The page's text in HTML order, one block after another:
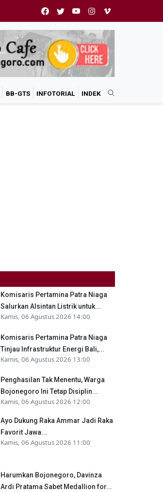
BB-GTS INFOTORIAL INDEK
Komisaris Pertamina Patra Niaga
Salurkan Alsintan Listrik untuk...
Kamis, 06 Agustus 2026 14:00
Komisaris Pertamina Patra Niaga
Tinjau Infrastruktur Energi Bali,...
Kamis, 06 Agustus 2026 13:00
Penghasilan Tak Menentu, Warga
Bojonegoro Ini Tetap Disiplin...
Kamis, 06 Agustus 2026 12:00
Ayo Dukung Raka Ammar Jadi Raka
Favorit Jawa...
Kamis, 06 Agustus 2026 11:00
Harumkan Bojonegoro, Davinza
Ardi Pratama Sabet Medallion for...